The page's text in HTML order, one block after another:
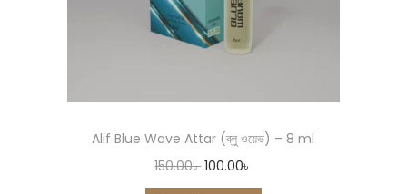
Alif Blue Wave Attar (ব্লু ওয়েভ) – 8 ml
150.00৳ 100.00৳